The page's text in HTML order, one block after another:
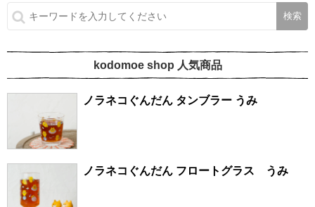
kodomoe shop 人気商品
ノラネコぐんだん タンブラー うみ
ノラネコぐんだん フロートグラス うみ